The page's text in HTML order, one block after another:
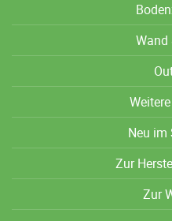
Wand
Neu im
Zur
Zur